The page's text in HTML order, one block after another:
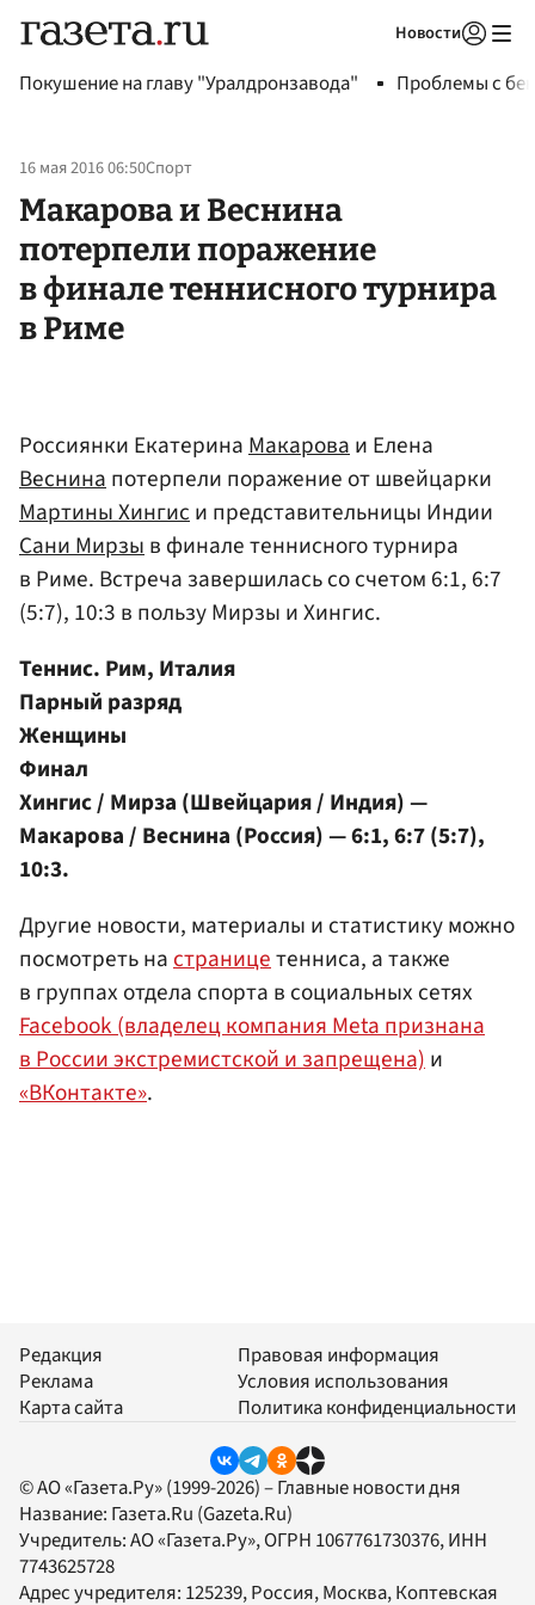
Новости
Покушение на главу "Уралдронзавода" Проблемы с
16 мая 2016 06:50Спорт
Макарова и Веснина
потерпели поражение
в финале теннисного турнира
в Риме
Россиянки ЕкатеринаМакароваи Елена
Веснинапотерпели поражение от швейцарки
Мартины Хингиси представительницы Индии
Сани Мирзыв финале теннисного турнира
в Риме. Встреча завершилась со счетом 6:1, 6:7
(5:7), 10:3 в пользу Мирзы и Хингис.
Теннис. Рим, Италия
Парный разряд
Женщины
Финал
Хингис / Мирза (Швейцария / Индия) —
Макарова / Веснина (Россия) — 6:1, 6:7 (5:7),
10:3.
Другие новости, материалы и статистику можно
посмотреть настраницетенниса, а также
в группах отдела спорта в социальных сетях
Facebook (владелец компания Meta признана
в России экстремистской и запрещена)и
«ВКонтакте».
Редакция
Реклама
Карта сайта
Правовая информация
Условия использования
Политика конфиденциальности
© АО «Газета.Ру» (1999-2026) – Главные новости дня
Название: Газета.Ru (Gazeta.Ru)
Учредитель:АО «Газета.Ру», ОГРН 1067761730376, ИНН
7743625728
Адрес учредителя: 125239, Россия, Москва, Коптевская